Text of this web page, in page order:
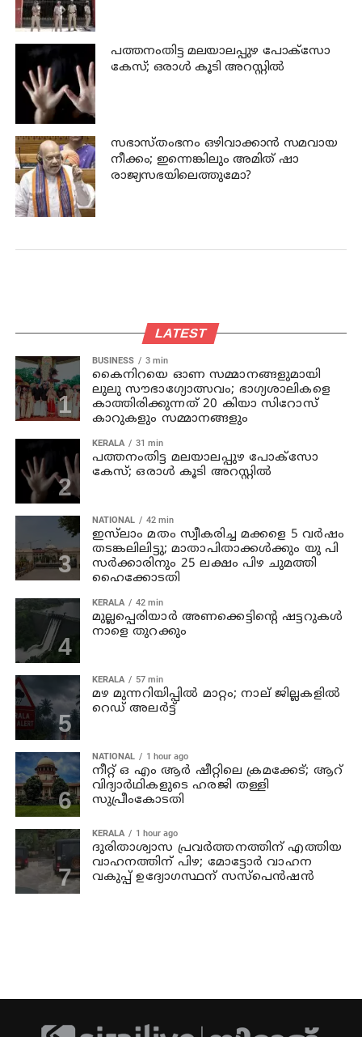
പത്തനംതിട്ട മലയാലപ്പുഴ പോക്സോ
കേസ്; ഒരാള്‍ കൂടി അറസ്റ്റില്‍
സഭാസ്തംഭനം ഒഴിവാക്കാൻ സമവായ
നീക്കം; ഇന്നെങ്കിലും അമിത് ഷാ
രാജ്യസഭയിലെത്തുമോ?
LATEST
BUSINESS 3 min
കൈനിറയെ ഓണ സമ്മാനങ്ങളുമായി
ലുലു സൗഭാ​ഗ്യോത്സവം; ഭാ​ഗ്യശാലികളെ
കാത്തിരിക്കുന്നത് 20 കിയാ സിറോസ്
കാറുകളും സമ്മാനങ്ങളും
KERALA 31 min
പത്തനംതിട്ട മലയാലപ്പുഴ പോക്സോ
കേസ്; ഒരാള്‍ കൂടി അറസ്റ്റില്‍
NATIONAL 42 min
ഇസ്‍ലാം മതം സ്വീകരിച്ച മക്കളെ 5 വർഷം
തടങ്കലിലിട്ടു; മാതാപിതാക്കൾക്കും യു പി
സർക്കാരിനും 25 ലക്ഷം പിഴ ചുമത്തി
ഹൈക്കോടതി
KERALA 42 min
മുല്ലപ്പെരിയാര്‍ അണക്കെട്ടിന്റെ ഷട്ടറുകള്‍
നാളെ തുറക്കും
KERALA 57 min
മഴ മുന്നറിയിപ്പില്‍ മാറ്റം; നാല് ജില്ലകളില്‍
റെഡ് അലര്‍ട്ട്
NATIONAL 1 hour ago
നീറ്റ് ഒ എം ആര്‍ ഷീറ്റിലെ ക്രമക്കേട്; ആറ്
വിദ്യാര്‍ഥികളുടെ ഹരജി തള്ളി
സുപ്രീംകോടതി
KERALA 1 hour ago
ദുരിതാശ്വാസ പ്രവര്‍ത്തനത്തിന് എത്തിയ
വാഹനത്തിന് പിഴ; മോട്ടോര്‍ വാഹന
വകുപ്പ് ഉദ്യോഗസ്ഥന്‌ സസ്‌പെന്‍ഷന്‍